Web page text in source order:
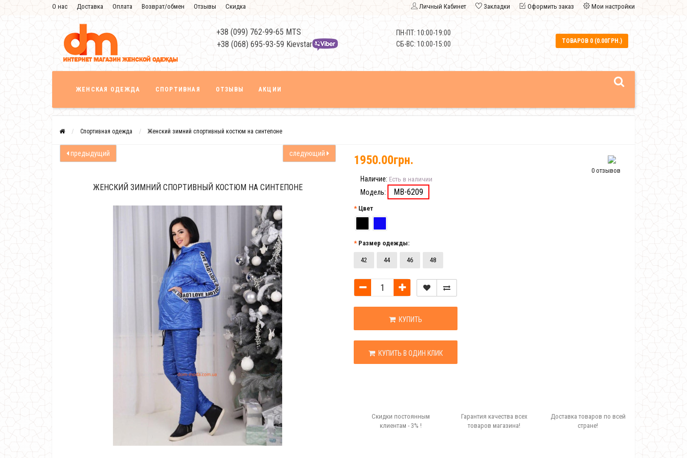
О нас Доставка Оплата Возврат/обмен Отзывы Скидка Личный Кабинет Закладки Оформить заказ Мои настройки
+38 (099) 762-99-65 MTS
+38 (068) 695-93-59 Kievstar
ПН-ПТ: 10:00-19:00
СБ-ВС: 10:00-15:00
ТОВАРОВ 0 (0.00ГРН.)
ЖЕНСКАЯ ОДЕЖДА СПОРТИВНАЯ ОТЗЫВЫ АКЦИИ
Спортивная одежда Женский зимний спортивный костюм на синтепоне
предыдущий следующий
ЖЕНСКИЙ ЗИМНИЙ СПОРТИВНЫЙ КОСТЮМ НА СИНТЕПОНЕ
0 отзывов
1950.00грн.
Наличие: Есть в наличии
Модель: MB-6209
Цвет
Размер одежды:
42 44 46 48
КУПИТЬ
КУПИТЬ В ОДИН КЛИК
Скидки постоянным
клиентам - 3% !
Гарантия качества всех
товаров магазина!
Доставка товаров по всей
стране!